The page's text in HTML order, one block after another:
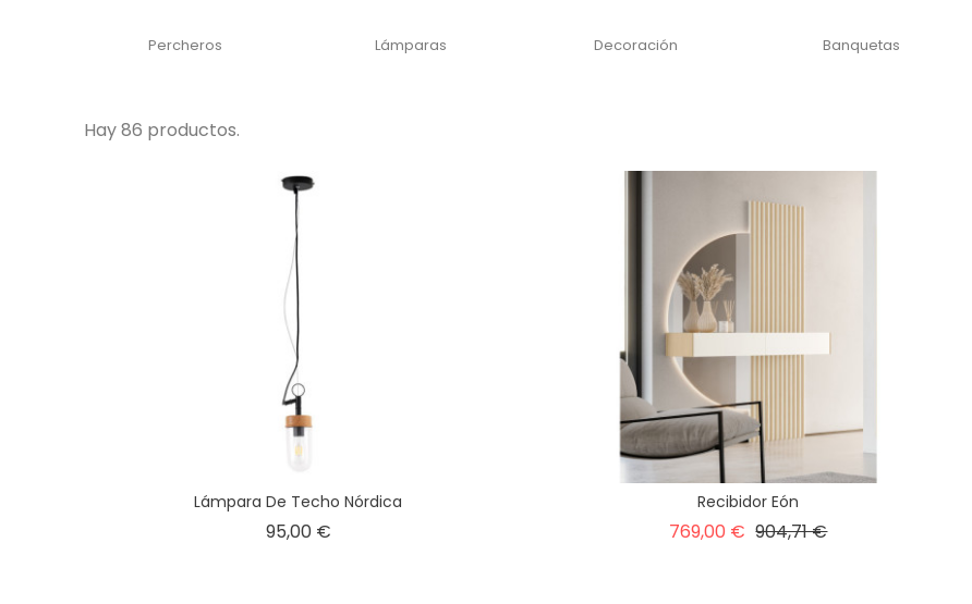
Percheros Lámparas Decoración Banquetas
Hay 86 productos.
Lámpara De Techo Nórdica
95,00 €Precio
Recibidor Eón
769,00 € Precio
904,71 €Precio